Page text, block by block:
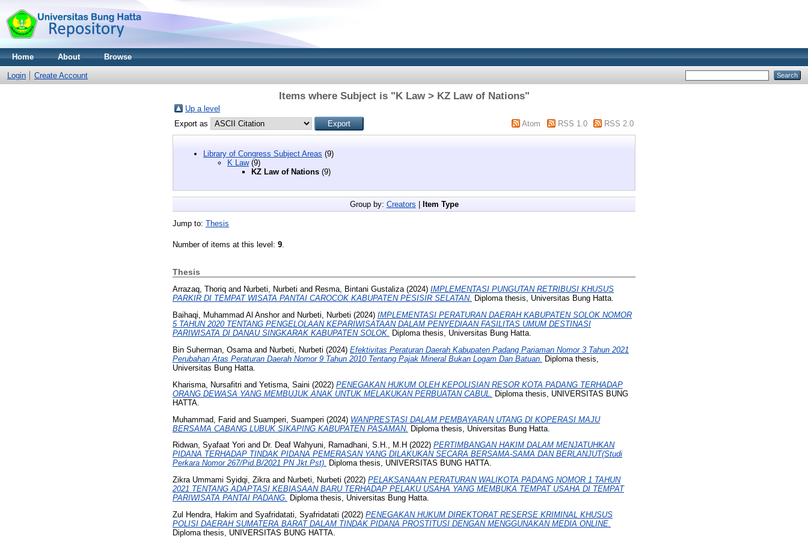
Home About Browse
Login Create Account
Items where Subject is "K Law > KZ Law of Nations"
Up a level
Export as
Atom RSS 1.0 RSS 2.0
Library of Congress Subject Areas (9)
K Law(9)
KZ Law of Nations (9)
Group by: Creators | Item Type
Jump to: Thesis
Number of items at this level: 9
Thesis
Arrazaq, Thoriq and Nurbeti, Nurbeti and Resma, Bintani Gustaliza(2024) IMPLEMENTASI PUNGUTAN RETRIBUSI KHUSUS
PARKIR DI TEMPAT WISATA PANTAI CAROCOK KABUPATEN PESISIR SELATAN. Diploma thesis, Universitas Bung Hatta.
Baihaqi, Muhammad Al Anshorand Nurbeti, Nurbeti (2024) IMPLEMENTASI PERATURAN DAERAH KABUPATEN SOLOK NOMOR
5 TAHUN 2020 TENTANG PENGELOLAAN KEPARIWISATAAN DALAM PENYEDIAAN FASILITAS UMUM DESTINASI
PARIWISATA DI DANAU SINGKARAK KABUPATEN SOLOK. Diploma thesis, Universitas Bung Hatta.
Bin Suherman, Osama and Nurbeti, Nurbeti (2024) Efektivitas Peraturan Daerah Kabupaten Padang Pariaman Nomor 3 Tahun 2021
Perubahan Atas Peraturan Daerah Nomor 9 Tahun 2010 Tentang Pajak Mineral Bukan Logam Dan Batuan.
Diploma thesis,
Universitas Bung Hatta.
Kharisma, Nursafitri and Yetisma, Saini (2022) PENEGAKAN HUKUM OLEH KEPOLISIAN RESOR KOTA PADANG TERHADAP
ORANG DEWASA YANG MEMBUJUK ANAK UNTUK MELAKUKAN PERBUATAN CABUL.
Diploma thesis, UNIVERSITAS BUNG
HATTA.
Muhammad, Farid and Suamperi, Suamperi (2024) WANPRESTASI DALAM PEMBAYARAN UTANG DI KOPERASI MAJU
BERSAMA CABANG LUBUK SIKAPING KABUPATEN PASAMAN. Diploma thesis, Universitas Bung Hatta.
Ridwan, Syafaat Yori and Dr. Deaf Wahyuni, Ramadhani, S.H., M.H (2022) PERTIMBANGAN HAKIM DALAM MENJATUHKAN
PIDANA TERHADAP TINDAK PIDANA PEMERASAN YANG DILAKUKAN SECARA BERSAMA-SAMA DAN BERLANJUT(Studi
Perkara Nomor 267/Pid.B/2021 PN Jkt.Pst). Diploma thesis, UNIVERSITAS BUNG HATTA.
Zikra Ummami Syidqi, Zikraand Nurbeti, Nurbeti (2022) PELAKSANAAN PERATURAN WALIKOTA PADANG NOMOR 1 TAHUN
2021 TENTANG ADAPTASI KEBIASAAN BARU TERHADAP PELAKU USAHA YANG MEMBUKA TEMPAT USAHA DI TEMPAT
PARIWISATA PANTAI PADANG. Diploma thesis, Universitas Bung Hatta.
Zul Hendra, Hakim and Syafridatati, Syafridatati (2022) PENEGAKAN HUKUM DIREKTORAT RESERSE KRIMINAL KHUSUS
POLISI DAERAH SUMATERA BARAT DALAM TINDAK PIDANA PROSTITUSI DENGAN MENGGUNAKAN MEDIA ONLINE.
Diploma thesis, UNIVERSITAS BUNG HATTA.